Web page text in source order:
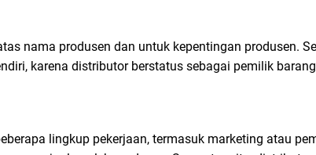
nama produsen dan untuk kepentingan produsen.
karena distributor berstatus sebagai pemilik
lingkup pekerjaan, termasuk marketing atau